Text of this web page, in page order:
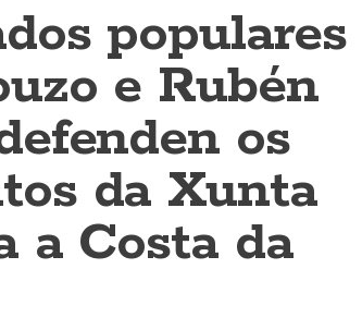
populares
e Rubén
os
da Xunta
a Costa da